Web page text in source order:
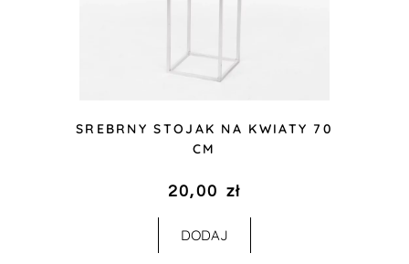
SREBRNY STOJAK NA KWIATY 70
CM
20,00 zł
DODAJ